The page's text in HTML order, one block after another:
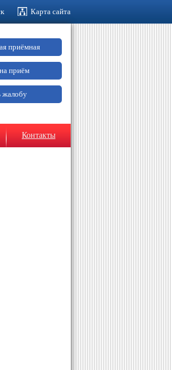
Карта сайта
приёмная
приём
жалобу
Контакты